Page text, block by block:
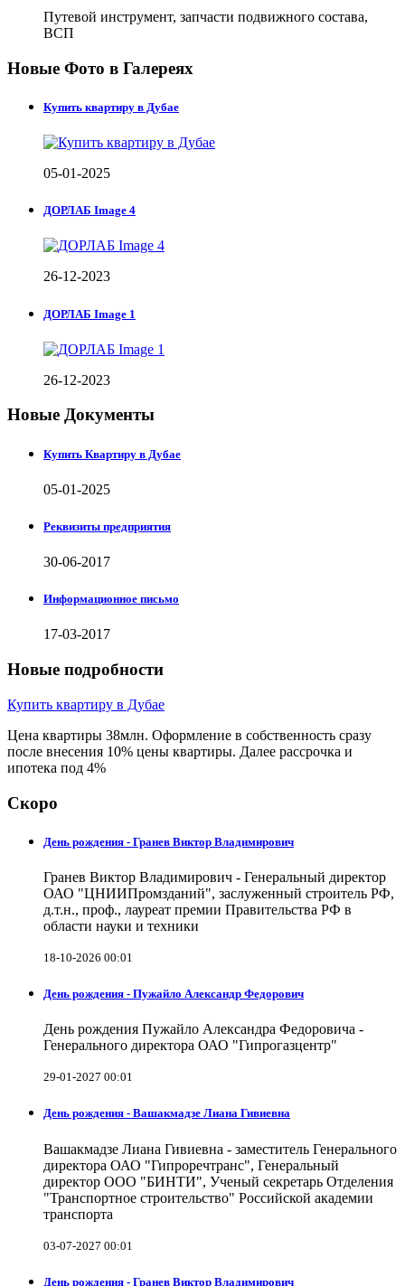
Путевой инструмент, запчасти подвижного состава,
ВСП
Новые Фото в Галереях
Купить квартиру в Дубае
05-01-2025
ДОРЛАБ Image 4
26-12-2023
ДОРЛАБ Image 1
26-12-2023
Новые Документы
Купить Квартиру в Дубае
05-01-2025
Реквизиты предприятия
30-06-2017
Информационное письмо
17-03-2017
Новые подробности
Купить квартиру в Дубае
Цена квартиры 38млн. Оформление в собственность сразу
после внесения 10% цены квартиры. Далее рассрочка и
ипотека под 4%
Скоро
День рождения - Гранев Виктор Владимирович
Гранев Виктор Владимирович - Генеральный директор
ОАО "ЦНИИПромзданий", заслуженный строитель РФ,
д.т.н., проф., лауреат премии Правительства РФ в
области науки и техники
18-10-2026 00:01
День рождения - Пужайло Александр Федорович
День рождения Пужайло Александра Федоровича -
Генерального директора ОАО "Гипрогазцентр"
29-01-2027 00:01
День рождения - Вашакмадзе Лиана Гивиевна
Вашакмадзе Лиана Гивиевна - заместитель Генерального
директора ОАО "Гипроречтранс", Генеральный
директор ООО "БИНТИ", Ученый секретарь Отделения
"Транспортное строительство" Российской академии
транспорта
03-07-2027 00:01
День рождения - Гранев Виктор Владимирович